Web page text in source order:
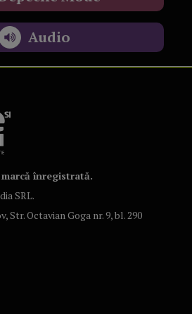
Audio
înregistrată.
SRL.
Str. Octavian Goga nr. 9, bl. 290